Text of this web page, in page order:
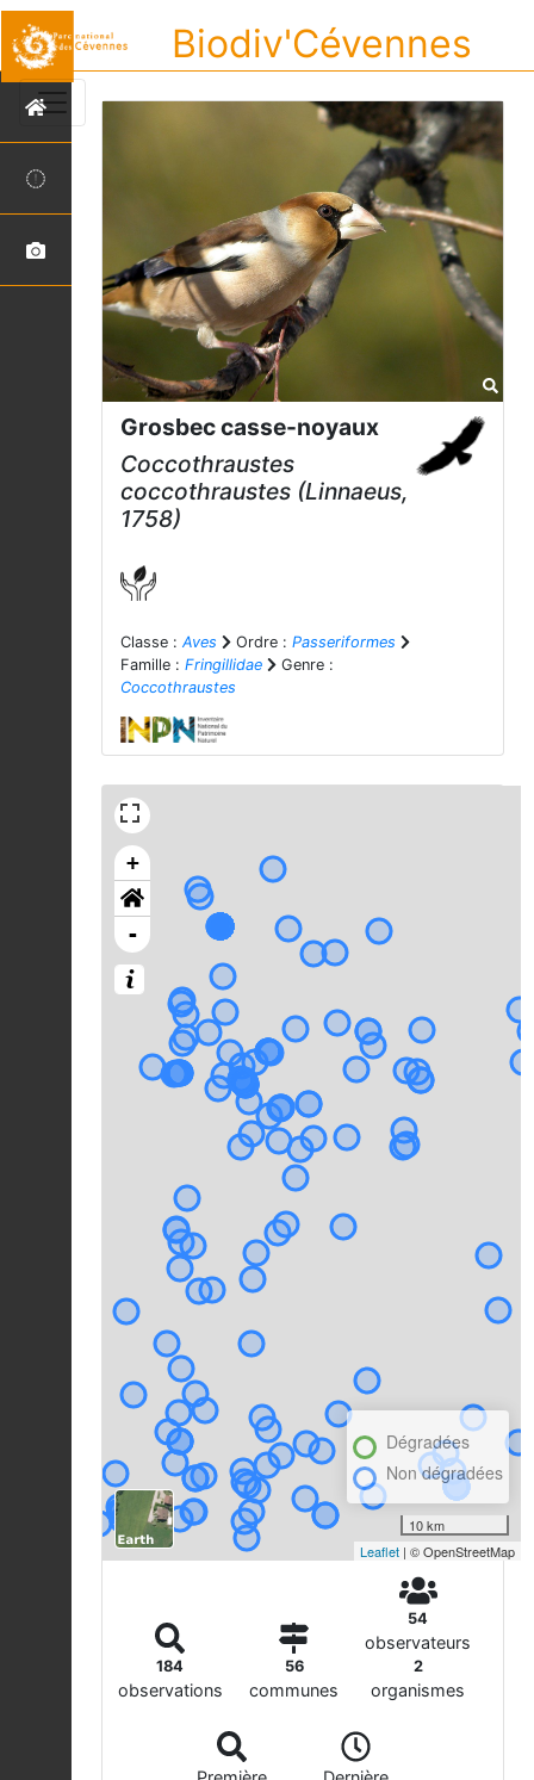
Biodiv'Cévennes
Grosbec casse-noyaux
Coccothraustes
coccothraustes (Linnaeus,
1758)
Classe : Aves Ordre : Passeriformes
Famille : Fringillidae
Genre :
Coccothraustes
+
-
Dégradées
Non dégradées
10 km
Leaflet | © OpenStreetMap
184
observations
56
communes
54
observateurs
2
organismes